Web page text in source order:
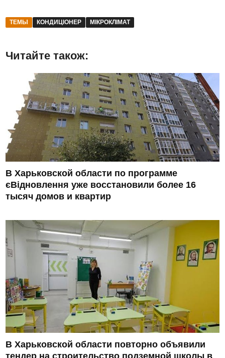
ТЕМЫ КОНДИЦІОНЕР МІКРОКЛІМАТ
Читайте також:
В Харьковской области по программе
єВідновлення уже восстановили более 16
тысяч домов и квартир
В Харьковской области повторно объявили